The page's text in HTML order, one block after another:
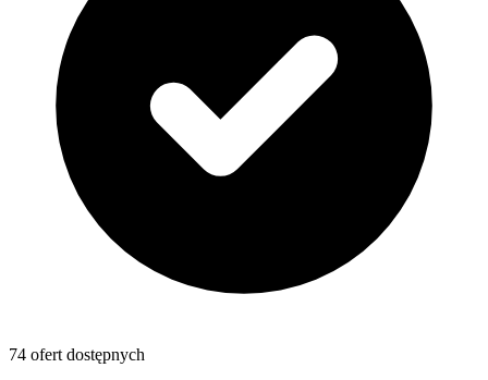
74 ofert dostępnych